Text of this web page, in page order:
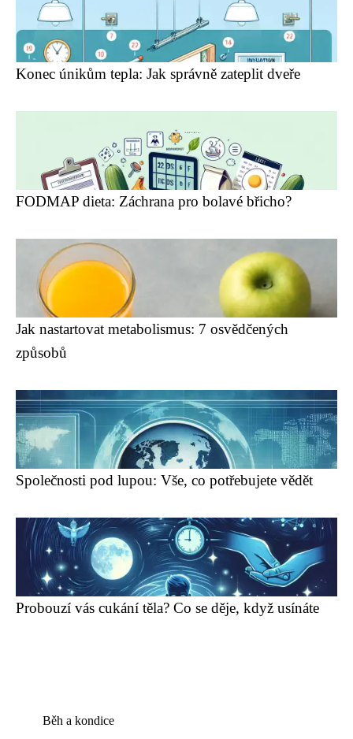
Konec únikům tepla: Jak správně zateplit dveře
FODMAP dieta: Záchrana pro bolavé břicho?
Jak nastartovat metabolismus: 7 osvědčených
způsobů
Společnosti pod lupou: Vše, co potřebujete vědět
Probouzí vás cukání těla? Co se děje, když usínáte
Běh a kondice